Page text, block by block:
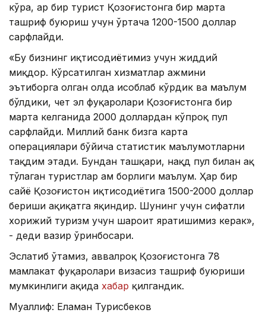
кўра, ҳар бир турист Қозоғистонга бир марта
ташриф буюриш учун ўртача 1200-1500 доллар
сарфлайди.
«Бу бизнинг иқтисодиётимиз учун жиддий
миқдор. Кўрсатилган хизматлар ҳажмини
эътиборга олган ҳолда ҳисоблаб кўрдик ва маълум
бўлдики, чет эл фуқаролари Қозоғистонга бир
марта келганида 2000 доллардан кўпроқ пул
сарфлайди. Миллий банк бизга карта
операциялари бўйича статистик маълумотларни
тақдим этади. Бундан ташқари, нақд пул билан ҳақ
тўлаган туристлар ҳам борлиги маълум. Ҳар бир
сайёҳ Қозоғистон иқтисодиётига 1500-2000 доллар
бериши ҳақиқатга яқиндир. Шунинг учун сифатли
хорижий туризм учун шароит яратишимиз керак»,
- деди вазир ўринбосари.
Эслатиб ўтамиз, аввалроқ Қозоғистонга 78
мамлакат фуқаролари визасиз ташриф буюриши
мумкинлиги ҳақида хабар қилгандик.
Муаллиф: Еламан Турисбеков